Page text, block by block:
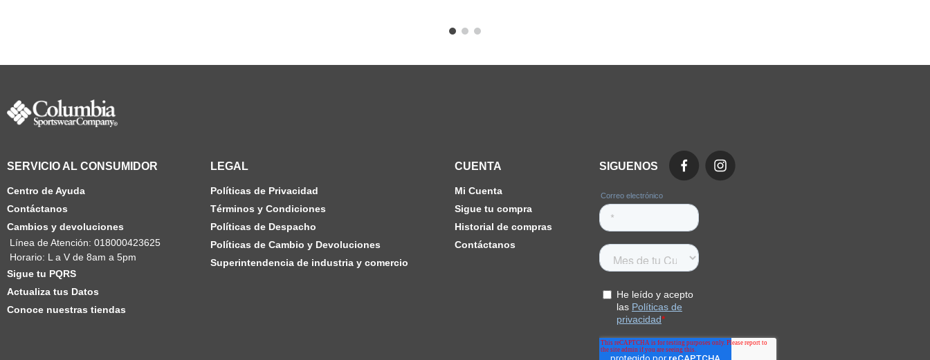
SERVICIO AL CONSUMIDOR
Centro de Ayuda
Contáctanos
Cambios y devoluciones
Línea de Atención: 018000423625
Horario: L a V de 8am a 5pm
Sigue tu PQRS
Actualiza tus Datos
Conoce nuestras tiendas
LEGAL
Políticas de Privacidad
Términos y Condiciones
Políticas de Despacho
Políticas de Cambio y Devoluciones
Superintendencia de industria y comercio
CUENTA
Mi Cuenta
Sigue tu compra
Historial de compras
Contáctanos
SIGUENOS